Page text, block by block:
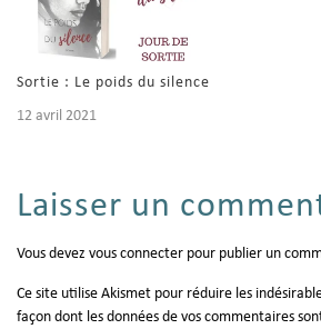
Sortie : Le poids du silence
12 avril 2021
Laisser un
Vous devez vous connecter pour publier un
Ce site utilise Akismet pour réduire les
façon dont les données de vos commentaires